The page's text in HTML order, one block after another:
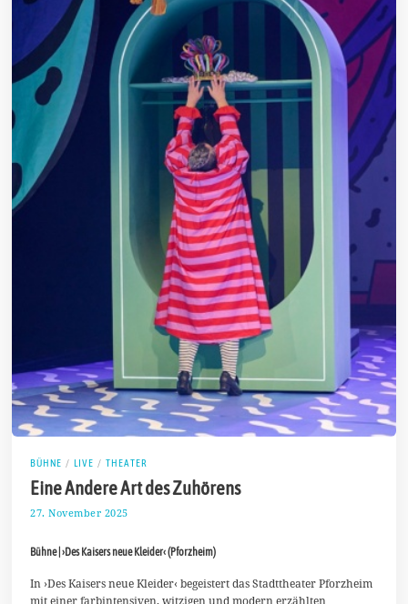
BÜHNE / LIVE / THEATER
Eine Andere Art des Zuhörens
27. November 2025
D
z
Bühne | ›Des Kaisers neue Kleider‹ (Pforzheim)
In ›Des Kaisers neue Kleider‹ begeistert das Stadttheater Pforzheim
mit einer farbintensiven, witzigen und modern erzählten